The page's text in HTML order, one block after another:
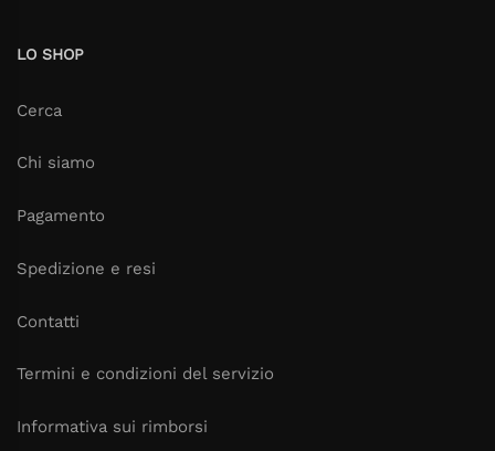
LO SHOP
Cerca
Chi siamo
Pagamento
Spedizione e resi
Contatti
Termini e condizioni del servizio
Informativa sui rimborsi